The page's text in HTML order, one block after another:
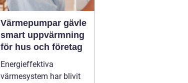
Värmepumpar gävle
smart uppvärmning
för hus och företag
Energieffektiva
värmesystem har blivit